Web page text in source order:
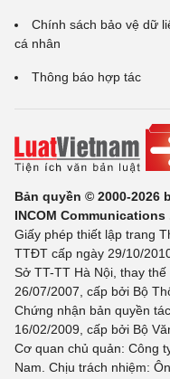
Chính sách bảo vệ dữ
cá nhân
Thông báo hợp tác
Bản quyền © 2000-2026
INCOM Communications
Giấy phép thiết lập trang
TTĐT cấp ngày 29/10/
Sở TT-TT Hà Nội, thay
26/07/2007, cấp bởi Bộ
Chứng nhận bản quyền
16/02/2009, cấp bởi Bộ
Cơ quan chủ quản: Công
Nam. Chịu trách nhiệm: